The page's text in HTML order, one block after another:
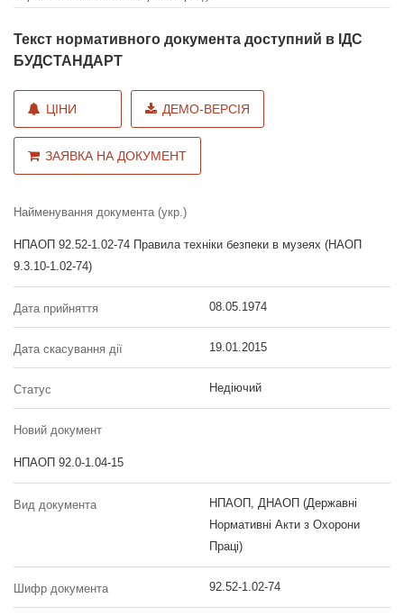
Текст нормативного документа доступний в ІДС
БУДСТАНДАРТ
ЦІНИ ДЕМО-ВЕРСІЯ
ЗАЯВКА НА ДОКУМЕНТ
Найменування документа (укр.)
НПАОП 92.52-1.02-74 Правила техніки безпеки в музеях (НАОП
9.3.10-1.02-74)
Дата прийняття 08.05.1974
Дата скасування дії 19.01.2015
Статус Недіючий
Новий документ
НПАОП 92.0-1.04-15
Вид документа
НПАОП, ДНАОП (Державні
Нормативні Акти з Охорони
Праці)
Шифр документа 92.52-1.02-74